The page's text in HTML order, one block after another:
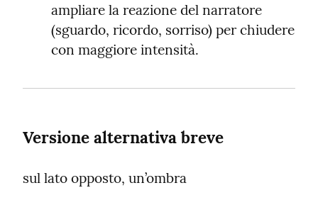
ampliare la reazione del narratore
(sguardo, ricordo, sorriso) per chiudere
con maggiore intensità.
Versione alternativa breve
sul lato opposto, un’ombra